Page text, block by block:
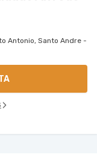
Antonio, Santo Andre -